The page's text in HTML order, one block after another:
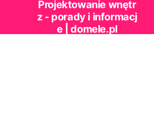
Projektowanie wnętr
z - porady i informacj
e | domele.pl